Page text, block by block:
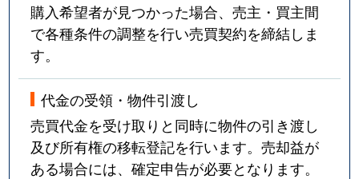
購入希望者が見つかった場合、売主・買主間
で各種条件の調整を行い売買契約を締結しま
す。
代金の受領・物件引渡し
売買代金を受け取りと同時に物件の引き渡し
及び所有権の移転登記を行います。売却益が
ある場合には、確定申告が必要となります。